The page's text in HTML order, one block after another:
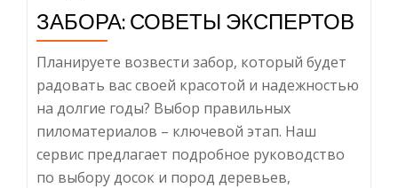
ЗАБОРА: СОВЕТЫ ЭКСПЕРТОВ
Планируете возвести забор, который будет
радовать вас своей красотой и надежностью
на долгие годы? Выбор правильных
пиломатериалов – ключевой этап. Наш
сервис предлагает подробное руководство
по выбору досок и пород деревьев,